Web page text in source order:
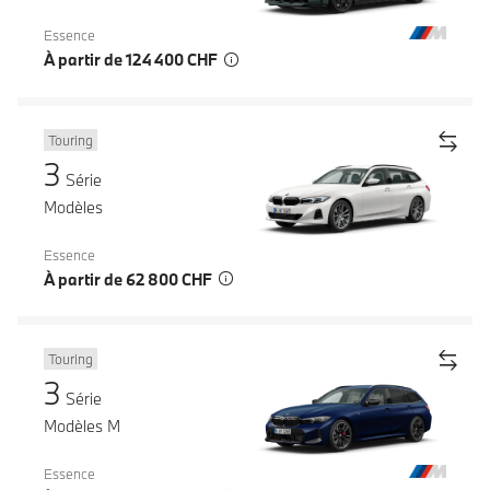
Essence
À partir de 124 400 CHF
Touring
3 Série
Modèles
Essence
À partir de 62 800 CHF
Touring
3 Série
Modèles M
Essence